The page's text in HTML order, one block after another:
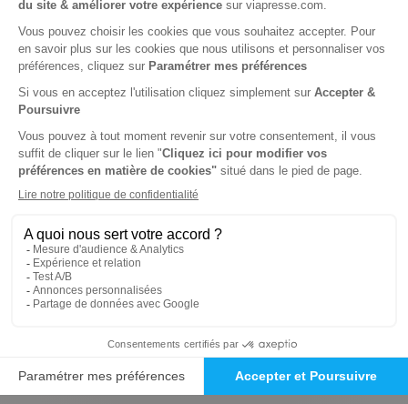
Je choisis une durée
Abonnement 1 an
104 n° • Papier
144€00 Tarif Kiosque :176€80
Tarif France métropolitaine
Renouvellement à date d’anniversaire
ℹ️Note : les codes promotionnels ne sont pas
valables sur ce titre.
Présentation du magazine Le Pays d'Auge